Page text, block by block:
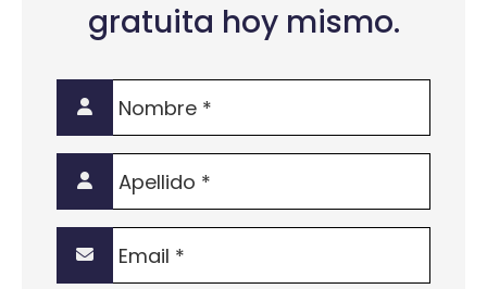
gratuita hoy mismo.
Nombre
Apellido